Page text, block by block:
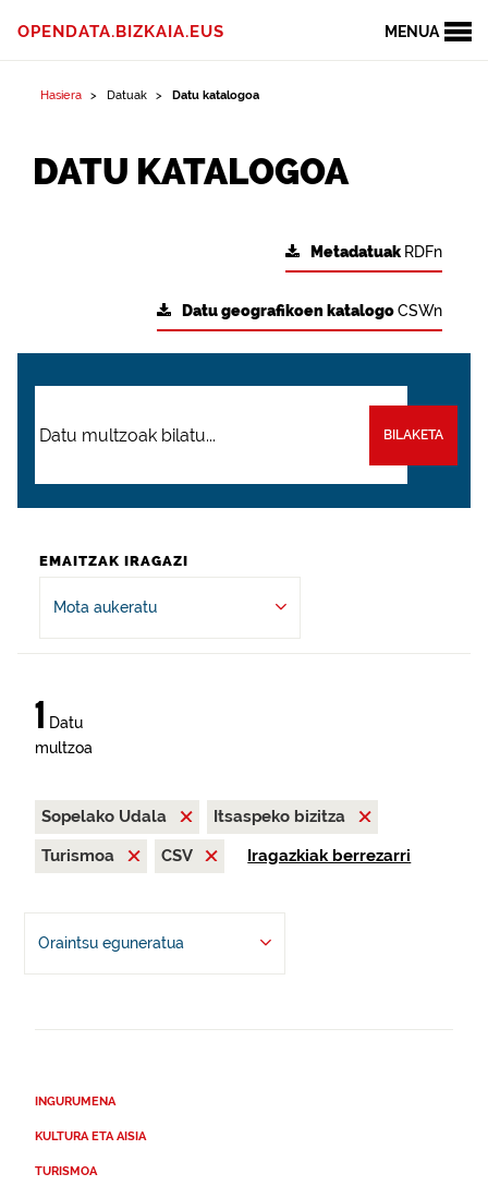
MENUA
OPENDATA.BIZKAIA.EUS
Hasiera Datuak Datu katalogoa
DATU KATALOGOA
Metadatuak RDFn
Datu geografikoen katalogoCSWn
BILAKETA
EMAITZAK IRAGAZI
Mota aukeratu
1 Datu
multzoa
Sopelako Udala
Itsaspeko bizitza
Turismoa
CSV Iragazkiak berrezarri
Oraintsu eguneratua
INGURUMENA
KULTURA ETA AISIA
TURISMOA